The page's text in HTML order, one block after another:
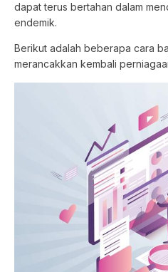
dapat terus bertahan dalam
endemik.
Berikut adalah beberapa cara
merancakkan kembali